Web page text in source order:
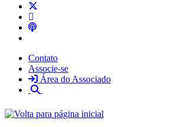
Contato
Associe-se
Área do Associado